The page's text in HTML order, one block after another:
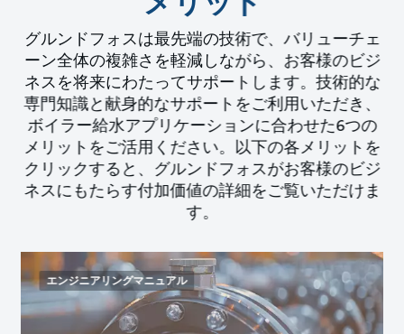
グルンドフォスは最先端の技術で、バリューチェ
ーン全体の複雑さを軽減しながら、お客様のビジ
ネスを将来にわたってサポートします。技術的な
専門知識と献身的なサポートをご利用いただき、
ボイラー給水アプリケーションに合わせた6つの
メリットをご活用ください。以下の各メリットを
クリックすると、グルンドフォスがお客様のビジ
ネスにもたらす付加価値の詳細をご覧いただけま
す。
エンジニアリングマニュアル